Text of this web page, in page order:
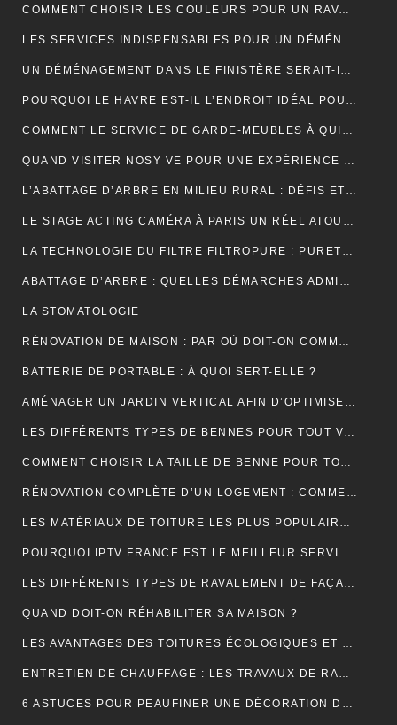
COMMENT CHOISIR LES COULEURS POUR UN RAVALEMENT DE FAÇADE ?
LES SERVICES INDISPENSABLES POUR UN DÉMÉNAGEMENT RÉUSSI EN BRETAGNE
UN DÉMÉNAGEMENT DANS LE FINISTÈRE SERAIT-IL UNE BONNE IDÉE?
POURQUOI LE HAVRE EST-IL L’ENDROIT IDÉAL POUR UN NOUVEAU DÉPART EN 2024 ?
COMMENT LE SERVICE DE GARDE-MEUBLES À QUIMPER PEUT-IL SIMPLIFIER VOTRE DÉMÉNAGEMENT ET PROTÉGER VOS BIENS ?
QUAND VISITER NOSY VE POUR UNE EXPÉRIENCE INOUBLIABLE ?
L’ABATTAGE D’ARBRE EN MILIEU RURAL : DÉFIS ET SOLUTIONS
LE STAGE ACTING CAMÉRA À PARIS UN RÉEL ATOUT POUR VOTRE CARRIÈRE DE COMÉDIEN ?
LA TECHNOLOGIE DU FILTRE FILTROPURE : PURETÉ ET PERFORMANCE
ABATTAGE D’ARBRE : QUELLES DÉMARCHES ADMINISTRATIVES ?
LA STOMATOLOGIE
RÉNOVATION DE MAISON : PAR OÙ DOIT-ON COMMENCER ?
BATTERIE DE PORTABLE : À QUOI SERT-ELLE ?
AMÉNAGER UN JARDIN VERTICAL AFIN D’OPTIMISER L’UTILISATION DE L’ESPACE EXTÉRIEUR.
LES DIFFÉRENTS TYPES DE BENNES POUR TOUT VENANT DISPONIBLES
COMMENT CHOISIR LA TAILLE DE BENNE POUR TOUT VENANT ?
RÉNOVATION COMPLÈTE D’UN LOGEMENT : COMMENT PROCÉDER ?
LES MATÉRIAUX DE TOITURE LES PLUS POPULAIRES ET LEURS CARACTÉRISTIQUES
POURQUOI IPTV FRANCE EST LE MEILLEUR SERVICE D’ABONNEMENT IPTV ?
LES DIFFÉRENTS TYPES DE RAVALEMENT DE FAÇADE
QUAND DOIT-ON RÉHABILITER SA MAISON ?
LES AVANTAGES DES TOITURES ÉCOLOGIQUES ET DURABLES
ENTRETIEN DE CHAUFFAGE : LES TRAVAUX DE RAMONAGE EN DÉTAIL
6 ASTUCES POUR PEAUFINER UNE DÉCORATION DE MARIAGE